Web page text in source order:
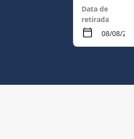
Data de
retirada